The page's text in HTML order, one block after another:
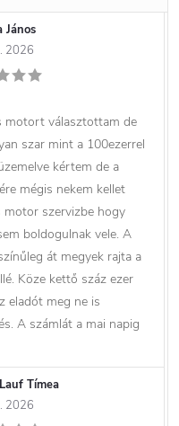
János
2026
motort választottam de
szar mint a 100ezerrel
kértem de a
mégis nekem kellet
motor szervizbe hogy
boldogulnak vele. A
át megyek rajta a
Köze kettő száz ezer
eladót meg ne is
A számlát a mai napig
Tímea
2026